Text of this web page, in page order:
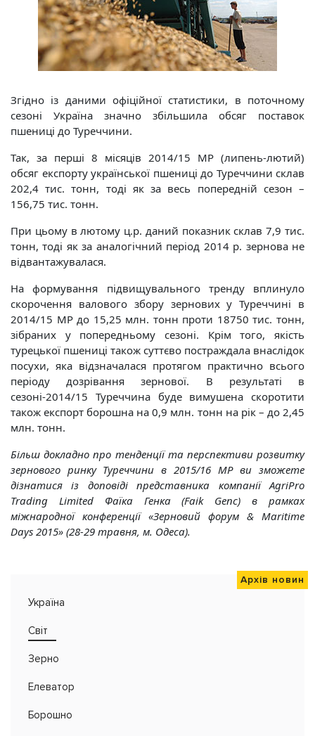
Згідно із даними офіційної статистики, в поточному
сезоні Україна значно збільшила обсяг поставок
пшениці до Туреччини.
Так, за перші 8 місяців 2014/15 МР (липень-лютий)
обсяг експорту української пшениці до Туреччини склав
202,4 тис. тонн, тоді як за весь попередній сезон –
156,75 тис. тонн.
При цьому в лютому ц.р. даний показник склав 7,9 тис.
тонн, тоді як за аналогічний період 2014 р. зернова не
відвантажувалася.
На формування підвищувального тренду вплинуло
скорочення валового збору зернових у Туреччині в
2014/15 МР до 15,25 млн. тонн проти 18750 тис. тонн,
зібраних у попередньому сезоні. Крім того, якість
турецької пшениці також суттєво постраждала внаслідок
посухи, яка відзначалася протягом практично всього
періоду дозрівання зернової. В результаті в
сезоні-2014/15 Туреччина буде вимушена скоротити
також експорт борошна на 0,9 млн. тонн на рік – до 2,45
млн. тонн.
Більш докладно про тенденції та перспективи розвитку
зернового ринку Туреччини в 2015/16 МР ви зможете
дізнатися із доповіді представника компанії AgriPro
Trading Limited Фаїка Генка (Faik Genc) в рамках
міжнародної конференції «Зерновий форум & Maritime
Days 2015» (28-29 травня, м. Одеса).
Архів новин
Україна
Світ
Зерно
Елеватор
Борошно